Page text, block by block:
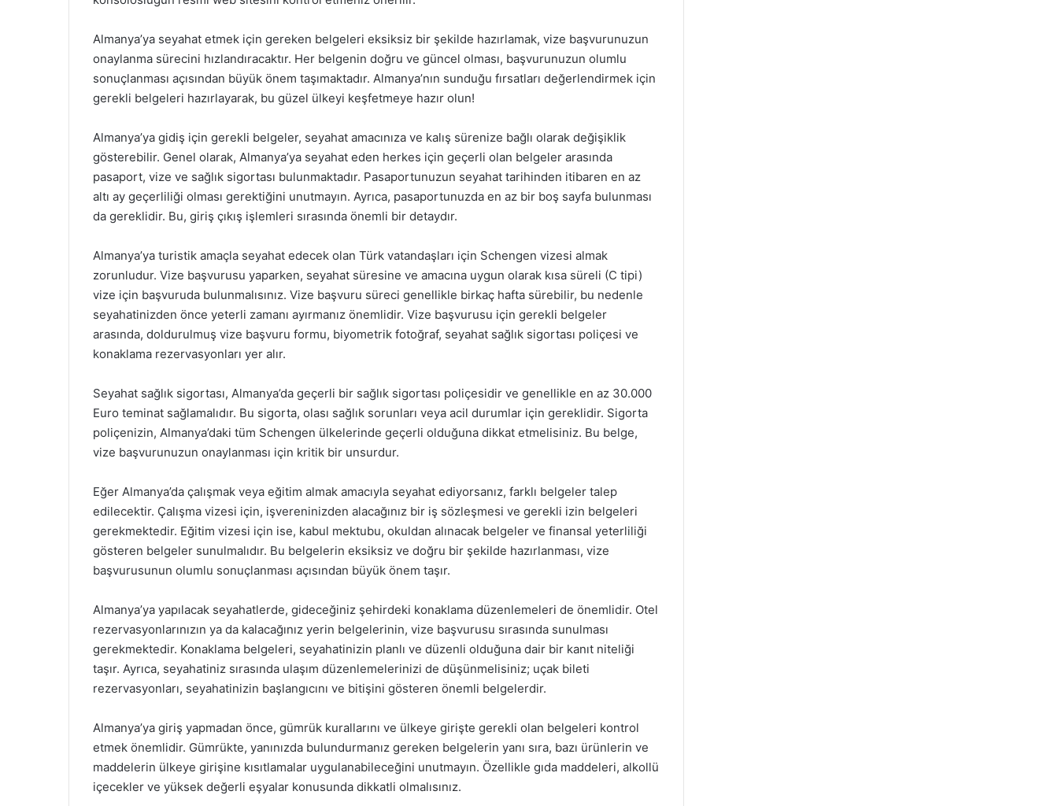
Almanya’ya seyahat etmek için gereken belgeleri eksiksiz bir şekilde hazırlamak, vize başvurunuzun
onaylanma sürecini hızlandıracaktır. Her belgenin doğru ve güncel olması, başvurunuzun olumlu
sonuçlanması açısından büyük önem taşımaktadır. Almanya’nın sunduğu fırsatları değerlendirmek için
gerekli belgeleri hazırlayarak, bu güzel ülkeyi keşfetmeye hazır olun!
Almanya’ya gidiş için gerekli belgeler, seyahat amacınıza ve kalış sürenize bağlı olarak değişiklik
gösterebilir. Genel olarak, Almanya’ya seyahat eden herkes için geçerli olan belgeler arasında
pasaport, vize ve sağlık sigortası bulunmaktadır. Pasaportunuzun seyahat tarihinden itibaren en az
altı ay geçerliliği olması gerektiğini unutmayın. Ayrıca, pasaportunuzda en az bir boş sayfa bulunması
da gereklidir. Bu, giriş çıkış işlemleri sırasında önemli bir detaydır.
Almanya’ya turistik amaçla seyahat edecek olan Türk vatandaşları için Schengen vizesi almak
zorunludur. Vize başvurusu yaparken, seyahat süresine ve amacına uygun olarak kısa süreli (C tipi)
vize için başvuruda bulunmalısınız. Vize başvuru süreci genellikle birkaç hafta sürebilir, bu nedenle
seyahatinizden önce yeterli zamanı ayırmanız önemlidir. Vize başvurusu için gerekli belgeler
arasında, doldurulmuş vize başvuru formu, biyometrik fotoğraf, seyahat sağlık sigortası poliçesi ve
konaklama rezervasyonları yer alır.
Seyahat sağlık sigortası, Almanya’da geçerli bir sağlık sigortası poliçesidir ve genellikle en az 30.000
Euro teminat sağlamalıdır. Bu sigorta, olası sağlık sorunları veya acil durumlar için gereklidir. Sigorta
poliçenizin, Almanya’daki tüm Schengen ülkelerinde geçerli olduğuna dikkat etmelisiniz. Bu belge,
vize başvurunuzun onaylanması için kritik bir unsurdur.
Eğer Almanya’da çalışmak veya eğitim almak amacıyla seyahat ediyorsanız, farklı belgeler talep
edilecektir. Çalışma vizesi için, işvereninizden alacağınız bir iş sözleşmesi ve gerekli izin belgeleri
gerekmektedir. Eğitim vizesi için ise, kabul mektubu, okuldan alınacak belgeler ve finansal yeterliliği
gösteren belgeler sunulmalıdır. Bu belgelerin eksiksiz ve doğru bir şekilde hazırlanması, vize
başvurusunun olumlu sonuçlanması açısından büyük önem taşır.
Almanya’ya yapılacak seyahatlerde, gideceğiniz şehirdeki konaklama düzenlemeleri de önemlidir. Otel
rezervasyonlarınızın ya da kalacağınız yerin belgelerinin, vize başvurusu sırasında sunulması
gerekmektedir. Konaklama belgeleri, seyahatinizin planlı ve düzenli olduğuna dair bir kanıt niteliği
taşır. Ayrıca, seyahatiniz sırasında ulaşım düzenlemelerinizi de düşünmelisiniz; uçak bileti
rezervasyonları, seyahatinizin başlangıcını ve bitişini gösteren önemli belgelerdir.
Almanya’ya giriş yapmadan önce, gümrük kurallarını ve ülkeye girişte gerekli olan belgeleri kontrol
etmek önemlidir. Gümrükte, yanınızda bulundurmanız gereken belgelerin yanı sıra, bazı ürünlerin ve
maddelerin ülkeye girişine kısıtlamalar uygulanabileceğini unutmayın. Özellikle gıda maddeleri, alkollü
içecekler ve yüksek değerli eşyalar konusunda dikkatli olmalısınız.